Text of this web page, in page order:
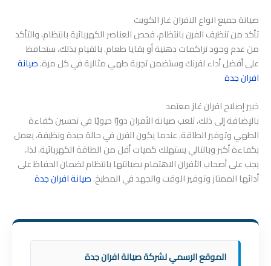
صيانة جميع انواع الافران غاز الكويت
تأكد من تنظيف الفرن بانتظام، فحص العناصر الكهربائية بانتظام، والتأكد
من عدم وجود تراكمات دهنية أو بقايا طعام. بالقيام بذلك، ستحافظ
على أفضل أداء لفرنك وستضمن تجربة طهي مثالية في كل مرة.صيانة
افران جدة
خبير إصلاح افران غاز معتمد
بالإضافة إلى ذلك، تلعب صيانة الأفران دورًا حيويًا في تحسين كفاءة
الطهي وتوفير الطاقة. عندما يكون الفرن في حالة جيدة ونظيفة، يعمل
بكفاءة أكبر وبالتالي يستهلك كميات أقل من الطاقة الكهربائية. لذا،
يجب على أصحاب الأفران الاهتمام بصيانتها بانتظام لضمان الحفاظ على
أدائها الممتاز وتوفير الوقت والجهد في المطبخ.صيانة افران جدة
الموقع الرسمي لشركة صيانة افران جدة